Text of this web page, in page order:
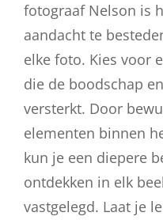
fotograaf Nelson is
aandacht te
elke foto. Kies voor
die de boodschap
versterkt. Door
elementen binnen
kun je een diepere
ontdekken in elk
vastgelegd. Laat je